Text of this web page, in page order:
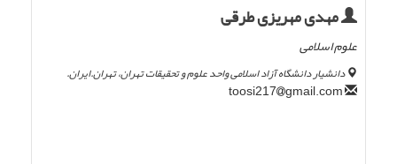
مهدی مهریزی طرقی
علوم اسلامی
دانشیار دانشگاه آزاد اسلامی واحد علوم و تحقیقات تهران، تهران.ایران.
gmail.com